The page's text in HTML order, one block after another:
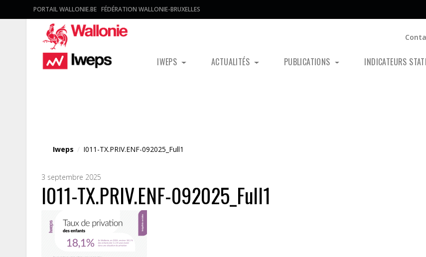
PORTAIL WALLONIE.BE FÉDÉRATION WALLONIE-BRUXELLES
IWEPS ACTUALITÉS PUBLICATIONS INDICATEURS
Iweps / I011-TX.PRIV.ENF-092025_Full1
3 septembre 2025
I011-TX.PRIV.ENF-092025_Full1